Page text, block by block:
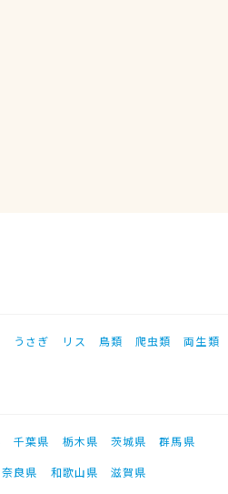
うさぎ リス 鳥類 爬虫類 両生類
千葉県 栃木県 茨城県
群馬県
奈良県 和歌山県
滋賀県